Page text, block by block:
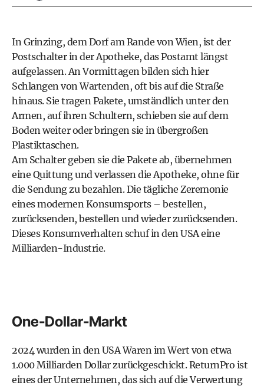
In Grinzing, dem Dorf am Rande von Wien, ist der
Postschalter in der Apotheke, das Postamt längst
aufgelassen. An Vormittagen bilden sich hier
Schlangen von Wartenden, oft bis auf die Straße
hinaus. Sie tragen Pakete, umständlich unter den
Armen, auf ihren Schultern, schieben sie auf dem
Boden weiter oder bringen sie in übergroßen
Plastiktaschen.
Am Schalter geben sie die Pakete ab, übernehmen
eine Quittung und verlassen die Apotheke, ohne für
die Sendung zu bezahlen. Die tägliche Zeremonie
eines modernen Konsumsports – bestellen,
zurücksenden, bestellen und wieder zurücksenden.
Dieses Konsumverhalten schuf in den USA eine
Milliarden-Industrie.
One-Dollar-Markt
2024 wurden in den USA Waren im Wert von etwa
1.000 Milliarden Dollar zurückgeschickt. ReturnPro ist
eines der Unternehmen, das sich auf die Verwertung